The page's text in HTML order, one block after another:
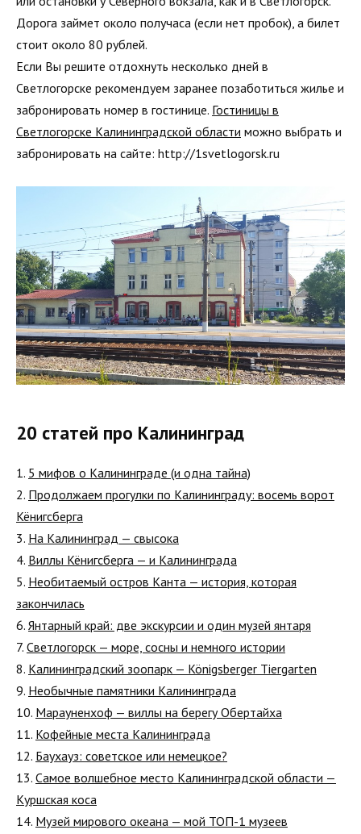
Дорога займет около получаса (если нет пробок), а билет
стоит около 80 рублей.
Если Вы решите отдохнуть несколько дней в
Светлогорске рекомендуем заранее позаботиться жилье и
забронировать номер в гостинице. Гостиницы в
Светлогорске Калининградской области можно выбрать и
забронировать на сайте: http://1svetlogorsk.ru
20 статей про Калининград
1. 5 мифов о Калининграде (и одна тайна)
2. Продолжаем прогулки по Калининграду: восемь ворот
Кёнигсберга
3. На Калининград — свысока
4. Виллы Кёнигсберга — и Калининграда
5. Необитаемый остров Канта — история, которая
закончилась
6. Янтарный край: две экскурсии и один музей янтаря
7. Светлогорск — море, сосны и немного истории
8. Калининградский зоопарк — Königsberger Tiergarten
9. Необычные памятники Калининграда
10. Марауненхоф — виллы на берегу Обертайха
11. Кофейные места Калининграда
12. Баухауз: советское или немецкое?
13. Самое волшебное место Калининградской области —
Куршская коса
14. Музей мирового океана — мой ТОП-1 музеев